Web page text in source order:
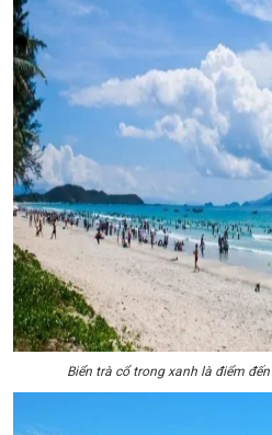
Biển trà cổ trong xanh là điểm